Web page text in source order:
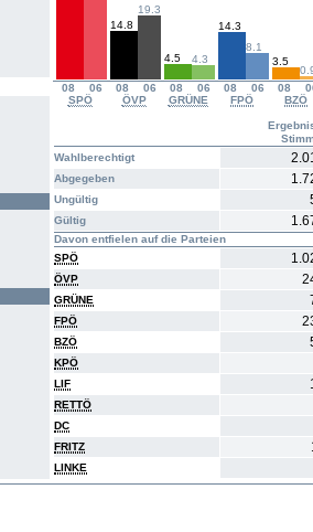
08 06 08 06 08 06 08 06 08
SPÖ
ÖVP GRÜNE FPÖ BZÖ
14.8
19.3
4.5 4.3
14.3
8.1
3.5
Wahlberechtigt
Abgegeben
Ungültig
Gültig
Davon entfielen auf die Parteien
SPÖ
ÖVP
GRÜNE
FPÖ
BZÖ
KPÖ
LIF
RETTÖ
DC
FRITZ
LINKE